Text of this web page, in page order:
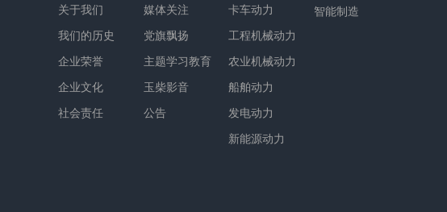
关于我们
我们的历史
企业荣誉
企业文化
社会责任
媒体关注
党旗飘扬
主题学习教育
玉柴影音
公告
卡车动力
工程机械动力
农业机械动力
船舶动力
发电动力
新能源动力
智能制造